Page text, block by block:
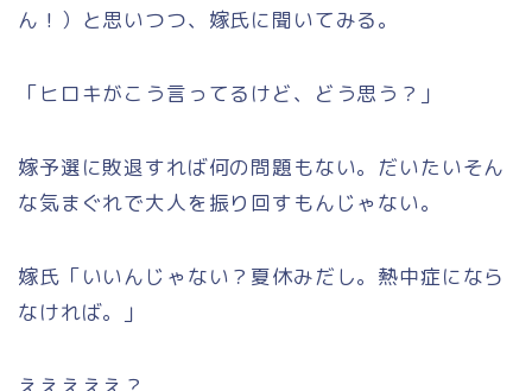
ん！）と思いつつ、嫁氏に聞いてみる。
「ヒロキがこう言ってるけど、どう思う？」
嫁予選に敗退すれば何の問題もない。だいたいそん
な気まぐれで大人を振り回すもんじゃない。
嫁氏「いいんじゃない？夏休みだし。熱中症になら
なければ。」